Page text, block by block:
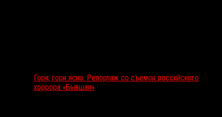
Гори, гори ясно: Репортаж со съемок российского
хоррора «Бывшая»